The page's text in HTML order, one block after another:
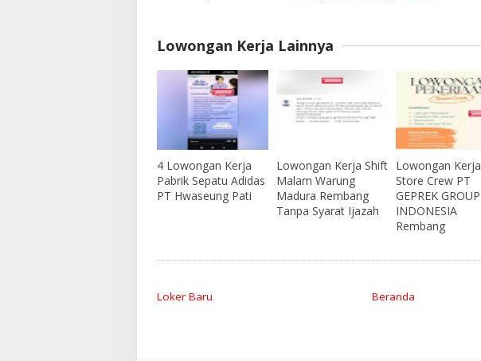
Lowongan Kerja Lainnya
4 Lowongan Kerja
Pabrik Sepatu Adidas
PT Hwaseung Pati
Lowongan Kerja Shift
Malam Warung
Madura Rembang
Tanpa Syarat Ijazah
Lowongan Kerja
Store Crew PT
GEPREK GROUP
INDONESIA
Rembang
Loker Baru Beranda